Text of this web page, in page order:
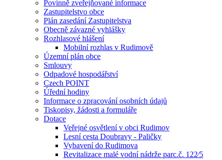
Povinně zveřejňované informace
Zastupitelstvo obce
Plán zasedání Zastupitelstva
Obecně závazné vyhlášky
Rozhlasové hlášení
Mobilní rozhlas v Rudimově
Územní plán obce
Smlouvy
Odpadové hospodářství
Czech POINT
Úřední hodiny
Informace o zpracování osobních údajů
Tiskopisy, žádosti a formuláře
Dotace
Veřejné osvětlení v obci Rudimov
Lesní cesta Doubravy - Paličky
Vybavení do Rudimova
Revitalizace malé vodní nádrže parc.č. 122⁄5